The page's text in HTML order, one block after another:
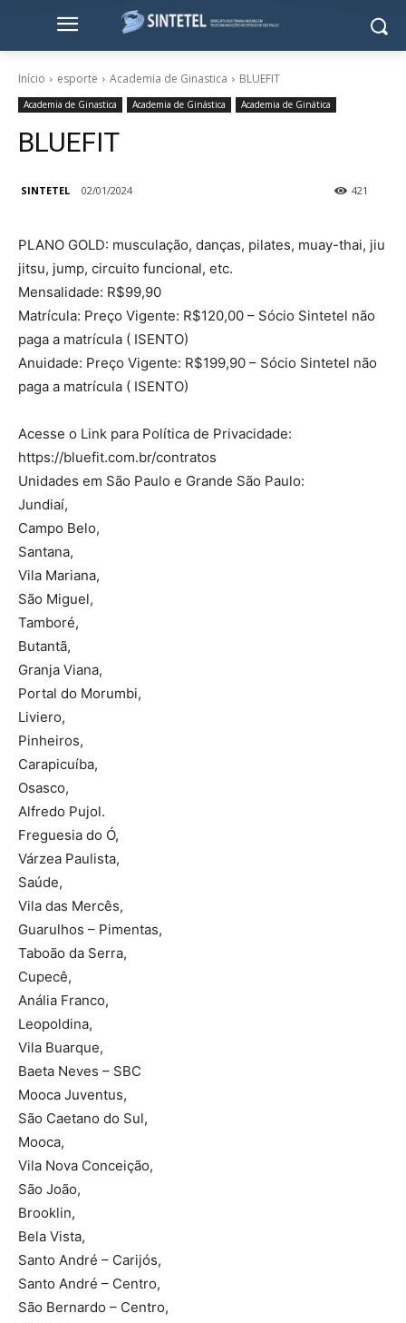
Início esporte Academia de Ginastica BLUEFIT
Academia de Ginastica Academia de Ginástica Academia de Ginática
BLUEFIT
SINTETEL 02/01/2024 421
PLANO GOLD: musculação, danças, pilates, muay-thai, jiu
jitsu, jump, circuito funcional, etc.
Mensalidade: R$99,90
Matrícula: Preço Vigente: R$120,00 – Sócio Sintetel não
paga a matrícula ( ISENTO)
Anuidade: Preço Vigente: R$199,90 – Sócio Sintetel não
paga a matrícula ( ISENTO)
Acesse o Link para Política de Privacidade:
https://bluefit.com.br/contratos
Unidades em São Paulo e Grande São Paulo:
Jundiaí,
Campo Belo,
Santana,
Vila Mariana,
São Miguel,
Tamboré,
Butantã,
Granja Viana,
Portal do Morumbi,
Liviero,
Pinheiros,
Carapicuíba,
Osasco,
Alfredo Pujol.
Freguesia do Ó,
Várzea Paulista,
Saúde,
Vila das Mercês,
Guarulhos – Pimentas,
Taboão da Serra,
Cupecê,
Anália Franco,
Leopoldina,
Vila Buarque,
Baeta Neves – SBC
Mooca Juventus,
São Caetano do Sul,
Mooca,
Vila Nova Conceição,
São João,
Brooklin,
Bela Vista,
Santo André – Carijós,
Santo André – Centro,
São Bernardo – Centro,